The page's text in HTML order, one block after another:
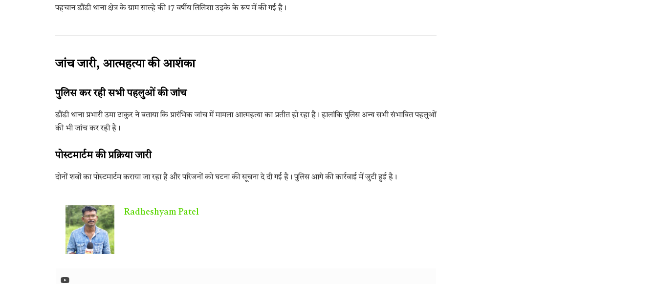
पहचान डौंडी थाना क्षेत्र के ग्राम साल्हे की 17 वर्षीय लिलिशा उइके के रूप में की गई है।
जांच जारी, आत्महत्या की आशंका
पुलिस कर रही सभी पहलुओं की जांच
डौंडी थाना प्रभारी उमा ठाकुर ने बताया कि प्रारंभिक जांच में मामला आत्महत्या का प्रतीत हो रहा है। हालांकि पुलिस अन्य सभी संभावित पहलुओं
की भी जांच कर रही है।
पोस्टमार्टम की प्रक्रिया जारी
दोनों शवों का पोस्टमार्टम कराया जा रहा है और परिजनों को घटना की सूचना दे दी गई है। पुलिस आगे की कार्रवाई में जुटी हुई है।
Radheshyam Patel